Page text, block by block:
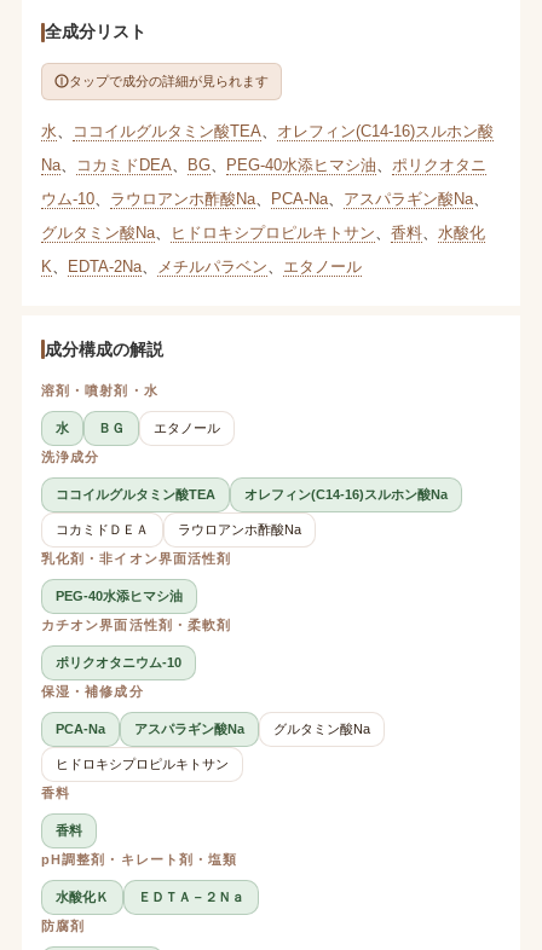
全成分リスト
タップで成分の詳細が見られます
水 ココイルグルタミン酸TEA
オレフィン(C14-16)スルホン酸
Na、 コカミドDEA BG、 PEG-40水添ヒマシ油
ポリクオタニ
ウム-10、 ラウロアンホ酢酸Na、 PCA-Na、 アスパラギン酸Na、
グルタミン酸Na、 ヒドロキシプロピルキトサン 香料、 水酸化
K
EDTA-2Na、 メチルパラベン エタノール
成分構成の解説
溶剤・噴射剤・水
水 ＢＧ
エタノール
洗浄成分
ココイルグルタミン酸TEA オレフィン(C14-16)スルホン酸Na
コカミドＤＥＡ
ラウロアンホ酢酸Na
乳化剤・非イオン界面活性剤
PEG-40水添ヒマシ油
カチオン界面活性剤・柔軟剤
ポリクオタニウム-10
保湿・補修成分
PCA-Na アスパラギン酸Na グルタミン酸Na
ヒドロキシプロピルキトサン
香料
香料
pH調整剤・キレート剤・塩類
水酸化Ｋ
ＥＤＴＡ－２Ｎａ
防腐剤